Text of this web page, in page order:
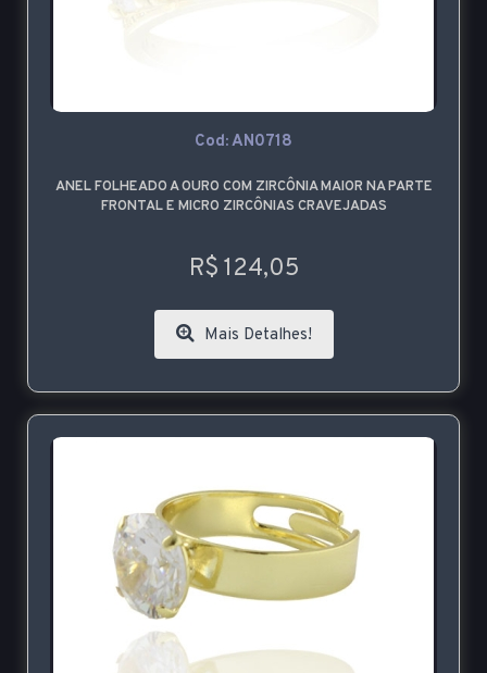
Cod: AN0718
ANEL FOLHEADO A OURO COM ZIRCÔNIA MAIOR NA PARTE
FRONTAL E MICRO ZIRCÔNIAS CRAVEJADAS
R$ 124,05
Mais Detalhes!